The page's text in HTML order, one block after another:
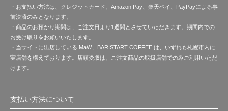
・お支払い方法は、クレジットカード、Amazon Pay、楽天ペイ、PayPayによる事
前決済のみとなります。
・商品のお預かり期間は、ご注文日より1週間とさせていただきます。期間内での
お受け取りをお願いいたします。
・当サイトに出店している MaW、BARISTART COFFEE は、いずれも札幌市内に
実店舗を構えております。店頭受取は、ご注文商品の取扱店舗でのみご利用いただ
けます。
支払い方法について